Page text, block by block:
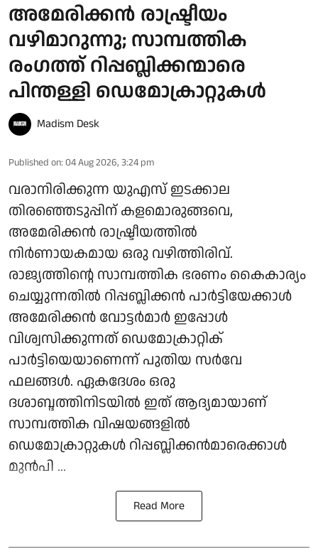
അമേരിക്കൻ രാഷ്ട്രീയം
വഴിമാറുന്നു; സാമ്പത്തിക
രംഗത്ത് റിപ്പബ്ലിക്കന്മാരെ
പിന്തള്ളി ഡെമോക്രാറ്റുകൾ
Madism Desk
Published on: 04 Aug 2026, 3:24 pm
വരാനിരിക്കുന്ന യുഎസ് ഇടക്കാല
തിരഞ്ഞെടുപ്പിന് കളമൊരുങ്ങവെ,
അമേരിക്കൻ രാഷ്ട്രീയത്തിൽ
നിർണായകമായ ഒരു വഴിത്തിരിവ്.
രാജ്യത്തിന്റെ സാമ്പത്തിക ഭരണം കൈകാര്യം
ചെയ്യുന്നതിൽ റിപ്പബ്ലിക്കൻ പാർട്ടിയേക്കാൾ
അമേരിക്കൻ വോട്ടർമാർ ഇപ്പോൾ
വിശ്വസിക്കുന്നത് ഡെമോക്രാറ്റിക്
പാർട്ടിയെയാണെന്ന് പുതിയ സർവേ
ഫലങ്ങൾ. ഏകദേശം ഒരു
ദശാബ്ദത്തിനിടയിൽ ഇത് ആദ്യമായാണ്
സാമ്പത്തിക വിഷയങ്ങളിൽ
ഡെമോക്രാറ്റുകൾ റിപ്പബ്ലിക്കൻമാരെക്കാൾ
മുൻപി ...
Read More